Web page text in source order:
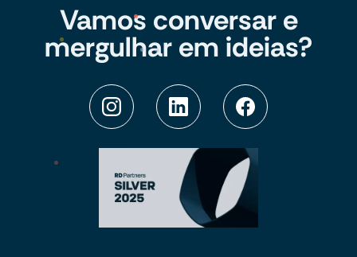
Vamos conversar e
mergulhar em ideias?